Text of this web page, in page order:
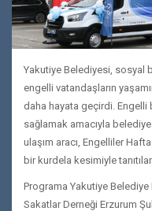
Yakutiye Belediyesi, sosyal
engelli vatandaşların
daha hayata geçirdi. Engelli
sağlamak amacıyla
ulaşım aracı, Engelliler
bir kurdela kesimiyle
Programa Yakutiye Belediye
Sakatlar Derneği Erzurum